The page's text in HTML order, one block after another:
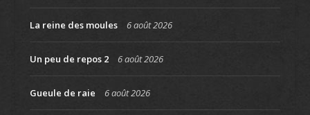
La reine des moules 6 août 2026
Un peu de repos 2 6 août 2026
Gueule de raie 6 août 2026